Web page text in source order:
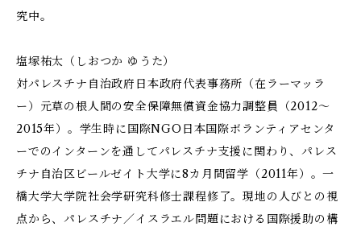
究中。
塩塚祐太（しおつか ゆうた）
対パレスチナ自治政府日本政府代表事務所（在ラーマッラ
ー）元草の根人間の安全保障無償資金協力調整員（2012～
2015年）。学生時に国際NGO日本国際ボランティアセンタ
ーでのインターンを通してパレスチナ支援に関わり、パレス
チナ自治区ビールゼイト大学に8カ月間留学（2011年）。一
橋大学大学院社会学研究科修士課程修了。現地の人びとの視
点から、パレスチナ／イスラエル問題における国際援助の構